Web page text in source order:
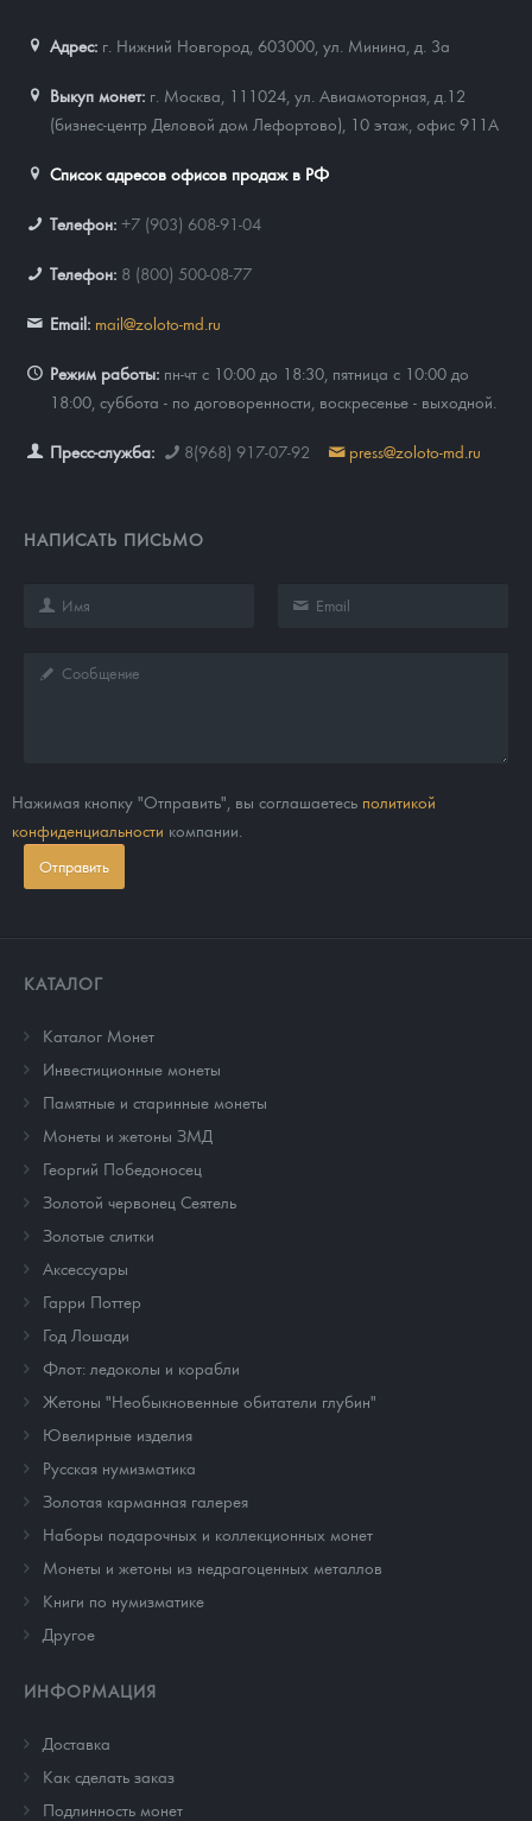
Адрес: г. Нижний Новгород, 603000 ул. Минина, д. 3а
Выкуп монет: г. Москва, 111024, ул. Авиамоторная, д.12
(бизнес-центр Деловой дом Лефортово), 10 этаж, офис 911А
Список адресов офисов продаж в РФ
Телефон: +7 (903) 608-91-04
Телефон: 8 (800) 500-08-77
Email: mail@zoloto-md.ru
Режим работы: пн-чт с 10:00 до 18:30, пятница с 10:00 до
18:00, суббота - по договоренности, воскресенье - выходной.
Пресс-служба: 8(968) 917-07-92 press@zoloto-md.ru
НАПИСАТЬ ПИСЬМО
Нажимая кнопку "Отправить", вы соглашаетесь политикой
конфиденциальности компании.
Отправить
КАТАЛОГ
Каталог Монет
Инвестиционные монеты
Памятные и старинные монеты
Монеты и жетоны ЗМД
Георгий Победоносец
Золотой червонец Сеятель
Золотые слитки
Аксессуары
Гарри Поттер
Год Лошади
Флот: ледоколы и корабли
Жетоны "Необыкновенные обитатели глубин"
Ювелирные изделия
Русская нумизматика
Золотая карманная галерея
Наборы подарочных и коллекционных монет
Монеты и жетоны из недрагоценных металлов
Книги по нумизматике
Другое
ИНФОРМАЦИЯ
Доставка
Как сделать заказ
Подлинность монет